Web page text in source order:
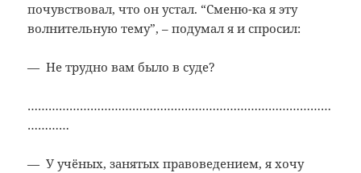
почувствовал, что он устал. “Сменю-ка я эту
волнительную тему”, – подумал я и спросил:
— Не трудно вам было в суде?
……………………………………………………………………………
…………
— У учёных, занятых правоведением, я хочу